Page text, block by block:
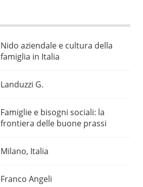
Nido aziendale e cultura della
famiglia in Italia
Landuzzi G.
Famiglie e bisogni sociali: la
frontiera delle buone prassi
Milano, Italia
Franco Angeli